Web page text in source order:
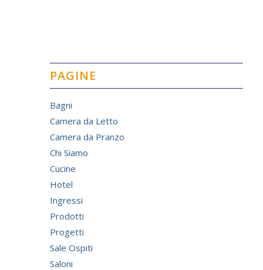
PAGINE
Bagni
Camera da Letto
Camera da Pranzo
Chi Siamo
Cucine
Hotel
Ingressi
Prodotti
Progetti
Sale Ospiti
Saloni